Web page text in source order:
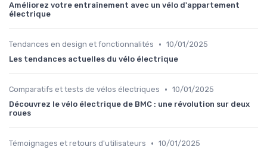
Améliorez votre entraînement avec un vélo d'appartement
électrique
Tendances en design et fonctionnalités • 10/01/2025
Les tendances actuelles du vélo électrique
Comparatifs et tests de vélos électriques • 10/01/2025
Découvrez le vélo électrique de BMC : une révolution sur deux
roues
Témoignages et retours d'utilisateurs • 10/01/2025